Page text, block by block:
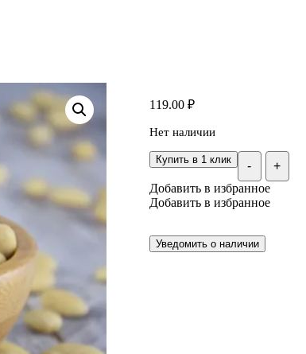
119.00 ₽
Нет наличии
- +
Купить в 1 клик
Добавить в избранное
Добавить в избранное